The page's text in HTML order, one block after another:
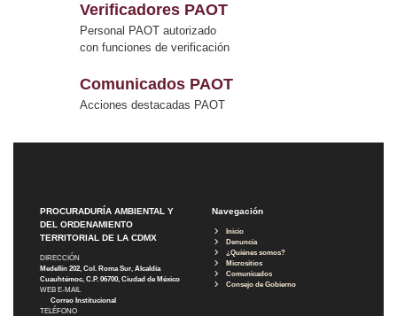
Verificadores PAOT
Personal PAOT autorizado
con funciones de verificación
Comunicados PAOT
Acciones destacadas PAOT
PROCURADURÍA AMBIENTAL Y
DEL ORDENAMIENTO
TERRITORIAL DE LA CDMX
DIRECCIÓN
Medellín 202, Col. Roma Sur, Alcaldía
Cuauhtémoc, C.P. 06700, Ciudad de México
WEB E-MAIL
Correo Institucional
TELÉFONO
Navegación
Inicio
Denuncia
¿Quiénes somos?
Micrositios
Comunicados
Consejo de Gobierno